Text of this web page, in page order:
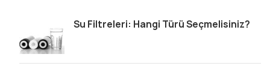
Su Filtreleri: Hangi Türü Seçmelisiniz?